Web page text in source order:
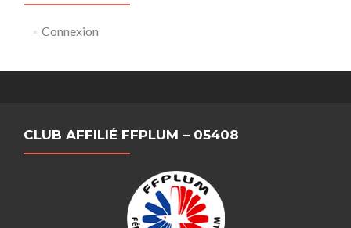
Connexion
CLUB AFFILIÉ FFPLUM – 05408